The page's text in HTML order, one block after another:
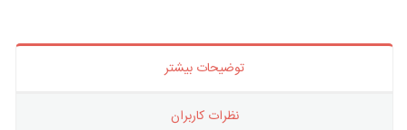
توضیحات بیشتر
نظرات کاربران